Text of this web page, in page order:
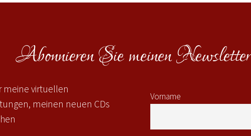
Abonnieren Sie meinen Newsletter
meine virtuellen
meinen neuen CDs
Vorname